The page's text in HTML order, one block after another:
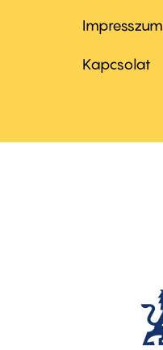
Footer
menu
Impresszum
Kapcsolat
other